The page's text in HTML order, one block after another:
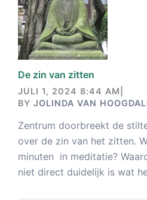
De zin van zitten
JULI 1, 2024 8:44 AM
BY JOLINDA VAN
Zentrum doorbreekt de
over de zin van het zitten.
minuten in meditatie?
niet direct duidelijk is wat